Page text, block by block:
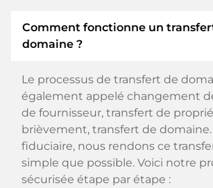
Comment fonctionne un
domaine ?
Le processus de transfert de
également appelé changement
de fournisseur, transfert de
brièvement, transfert de
fiduciaire, nous rendons ce
simple que possible. Voici notre
sécurisée étape par étape :